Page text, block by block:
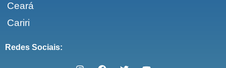
Ceará
Cariri
Redes Sociais: